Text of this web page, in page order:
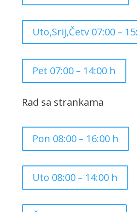
Uto,Srij,Četv 07:00 –
Pet 07:00 – 14:00 h
Rad sa strankama
Pon 08:00 – 16:00 h
Uto 08:00 – 14:00 h